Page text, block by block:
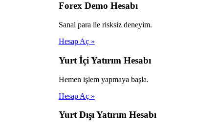
Forex Demo Hesabı
Sanal para ile risksiz deneyim.
Hesap Aç »
Yurt İçi Yatırım Hesabı
Hemen işlem yapmaya başla.
Hesap Aç »
Yurt Dışı Yatırım Hesabı